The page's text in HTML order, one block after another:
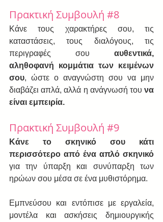
Πρακτική Συμβουλή #8
Κάνε τους χαρακτήρες σου, τις
καταστάσεις, τους διαλόγους, τις
περιγραφές σου αυθεντικά,
αληθοφανή κομμάτια των κειμένων
σου, ώστε ο αναγνώστη σου να μην
διαβάζει απλά, αλλά η ανάγνωσή του να
είναι εμπειρία.
Πρακτική Συμβουλή #9
Κάνε το σκηνικό σου κάτι
για την ύπαρξη και συνύπαρξη των
ηρώων σου μέσα σε ένα μυθιστόρημα.
Εμπνεύσου και εντόπισε με εργαλεία,
μοντέλα και ασκήσεις δημιουργικής